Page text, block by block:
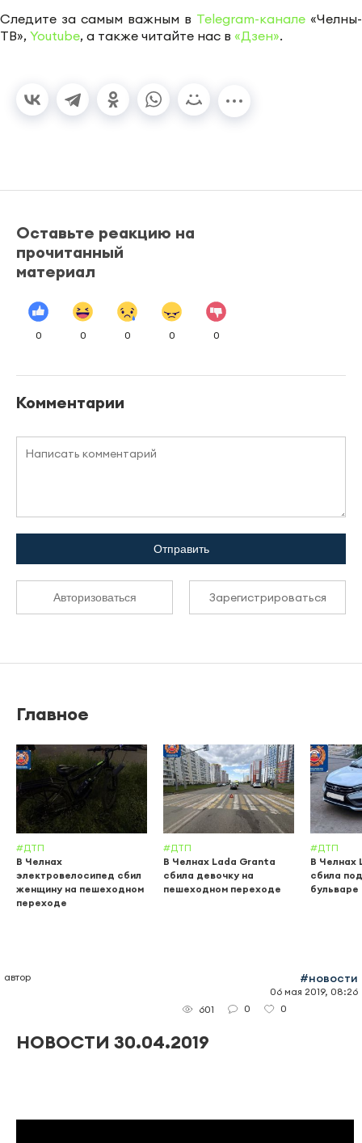
Следите за самым важным в Telegram-канале «Челны-
ТВ», Youtube, а также читайте нас в «Дзен».
Оставьте реакцию на
прочитанный
материал
0 0 0 0 0
Комментарии
Отправить
Авторизоваться Зарегистрироваться
Главное
#ДТП
В Челнах
электровелосипед сбил
женщину на пешеходном
переходе
#ДТП
В Челнах Lada Granta
сбила девочку на
пешеходном переходе
#ДТП
В Челнах
сбила
автор #новости
06 мая 2019, 08:26
601
0 0
НОВОСТИ 30.04.2019